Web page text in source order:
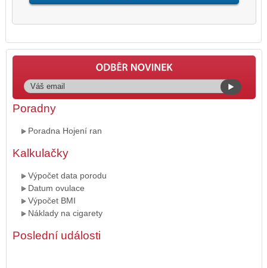
Poradny
Poradna Hojení ran
Kalkulačky
Výpočet data porodu
Datum ovulace
Výpočet BMI
Náklady na cigarety
Poslední události